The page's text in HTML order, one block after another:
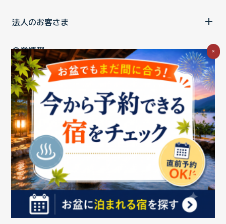
法人のお客さま
企業情報
ご利用中の方
お問い合わせ消費税の表示 ウェブアクセシビリティの取り組み
個人情報保護ポリシープライバシーポータル
Cookieポリシー
特定商取引法に基づく表記情報セキュリティ基本方針
商標についてBIGLOBEトップ
Copyright ©BIGLOBE Inc. 2026.All rights reserved.
×